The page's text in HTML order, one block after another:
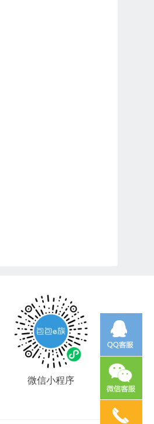
微信小程序